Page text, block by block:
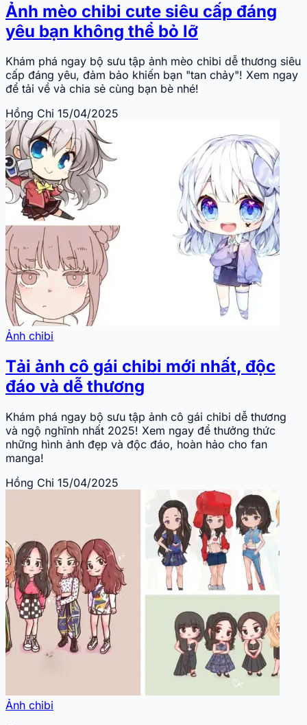
Ảnh mèo chibi cute siêu cấp đáng
yêu bạn không thể bỏ lỡ
Khám phá ngay bộ sưu tập ảnh mèo chibi dễ thương siêu
cấp đáng yêu, đảm bảo khiến bạn "tan chảy"! Xem ngay
để tải về và chia sẻ cùng bạn bè nhé!
Hồng Chi 15/04/2025
Ảnh chibi
Tải ảnh cô gái chibi mới nhất, độc
đáo và dễ thương
Khám phá ngay bộ sưu tập ảnh cô gái chibi dễ thương
và ngộ nghĩnh nhất 2025! Xem ngay để thưởng thức
những hình ảnh đẹp và độc đáo, hoàn hảo cho fan
manga!
Hồng Chi 15/04/2025
Ảnh chibi